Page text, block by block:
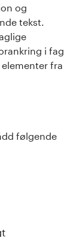
og
tekst.
i fag
fra
følgende